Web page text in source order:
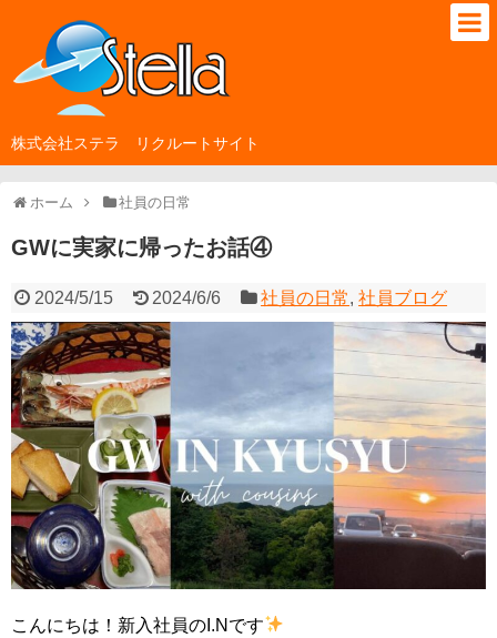
株式会社ステラ リクルートサイト
ホーム 社員の日常
GWに実家に帰ったお話④
2024/5/15 2024/6/6 社員の日常,社員ブログ
こんにちは！新入社員のI.Nです